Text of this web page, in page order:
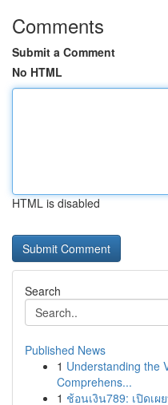
Comments
Submit a Comment
No HTML
HTML is disabled
Search
Published News
1 Understanding the
Comprehens...
1 ช้อนเงิน789: เปิดเ